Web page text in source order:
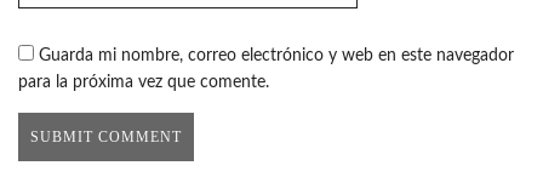
Guarda mi nombre, correo electrónico y web en este navegador
para la próxima vez que comente.